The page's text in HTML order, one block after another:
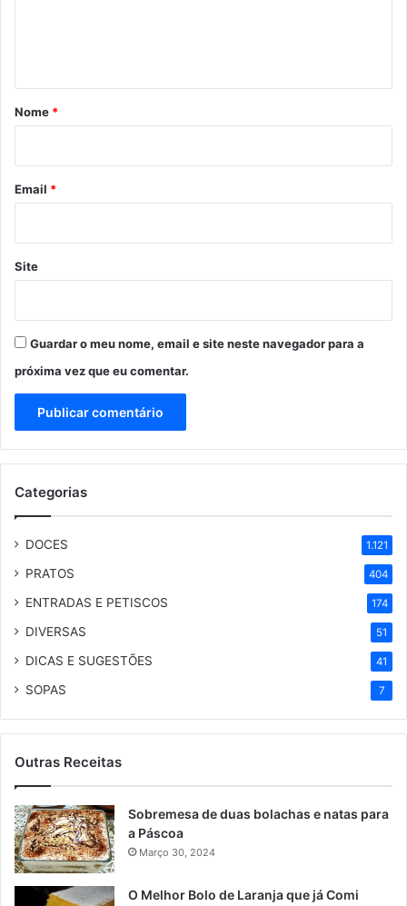
r
*
Nome *
Email *
Site
Guardar o meu nome, email e site neste navegador para a
próxima vez que eu comentar.
Categorias
DOCES 1.121
PRATOS 404
ENTRADAS E PETISCOS 174
DIVERSAS 51
DICAS E SUGESTÕES 41
SOPAS 7
Outras Receitas
Sobremesa de duas bolachas e natas para
a Páscoa
Março 30, 2024
O Melhor Bolo de Laranja que já Comi